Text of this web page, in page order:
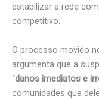
estabilizar a rede
competitivo.
O processo movido
argumenta que a
“danos imediatos e
comunidades que